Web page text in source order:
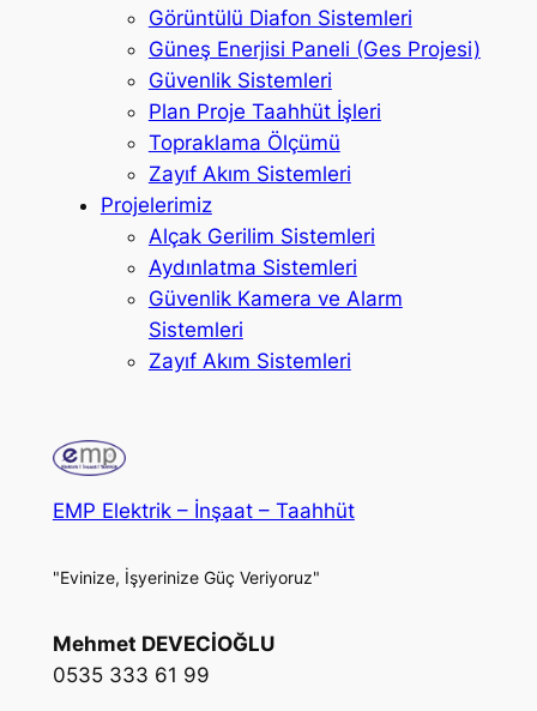
Görüntülü Diafon Sistemleri
Güneş Enerjisi Paneli (Ges Projesi)
Güvenlik Sistemleri
Plan Proje Taahhüt İşleri
Topraklama Ölçümü
Zayıf Akım Sistemleri
Projelerimiz
Alçak Gerilim Sistemleri
Aydınlatma Sistemleri
Güvenlik Kamera ve Alarm
Sistemleri
Zayıf Akım Sistemleri
EMP Elektrik – İnşaat – Taahhüt
"Evinize, İşyerinize Güç Veriyoruz"
Mehmet DEVECİOĞLU
0535 333 61 99